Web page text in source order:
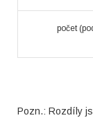
počet
Pozn.: Rozdíly